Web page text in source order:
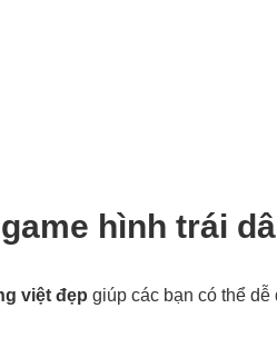
hình trái
việt đẹp giúp các bạn có thể dễ